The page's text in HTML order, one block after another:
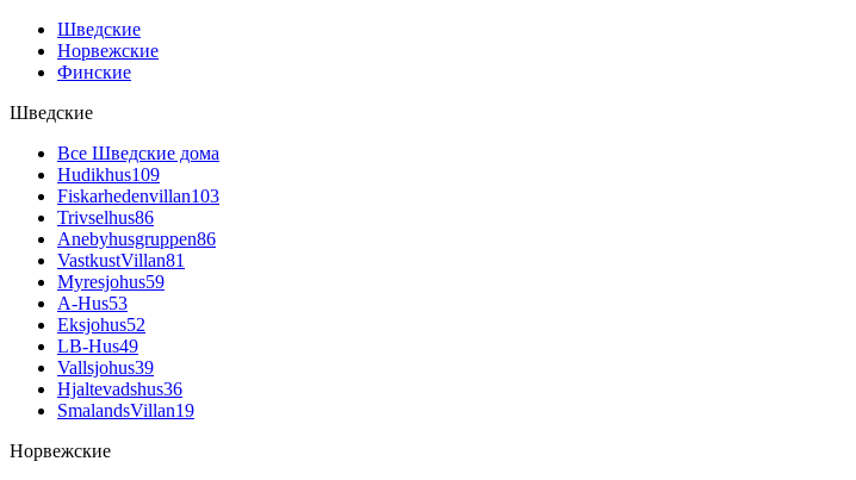
Шведские
Норвежские
Финские
Шведские
Все Шведские дома
Hudikhus109
Fiskarhedenvillan103
Trivselhus86
Anebyhusgruppen86
VastkustVillan81
Myresjohus59
A-Hus53
Eksjohus52
LB-Hus49
Vallsjohus39
Hjaltevadshus36
SmalandsVillan19
Норвежские